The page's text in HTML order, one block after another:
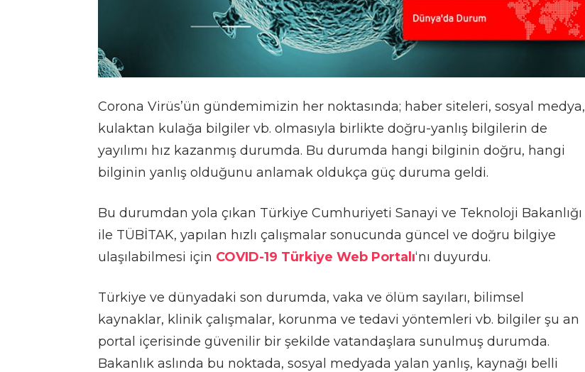
Corona Virüs’ün gündemimizin her noktasında; haber siteleri, sosyal medya,
kulaktan kulağa bilgiler vb. olmasıyla birlikte doğru-yanlış bilgilerin de
yayılımı hız kazanmış durumda. Bu durumda hangi bilginin doğru, hangi
bilginin yanlış olduğunu anlamak oldukça güç duruma geldi.
Bu durumdan yola çıkan Türkiye Cumhuriyeti Sanayi ve Teknoloji Bakanlığı
ile TÜBİTAK, yapılan hızlı çalışmalar sonucunda güncel ve doğru bilgiye
ulaşılabilmesi için COVID-19 Türkiye Web Portalı‘nı duyurdu.
Türkiye ve dünyadaki son durumda, vaka ve ölüm sayıları, bilimsel
kaynaklar, klinik çalışmalar, korunma ve tedavi yöntemleri vb. bilgiler şu an
portal içerisinde güvenilir bir şekilde vatandaşlara sunulmuş durumda.
Bakanlık aslında bu noktada, sosyal medyada yalan yanlış, kaynağı belli